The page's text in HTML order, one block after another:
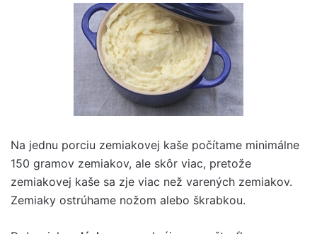
Na jednu porciu zemiakovej kaše počítame minimálne
150 gramov zemiakov, ale skôr viac, pretože
zemiakovej kaše sa zje viac než varených zemiakov.
Zemiaky ostrúhame nožom alebo škrabkou.